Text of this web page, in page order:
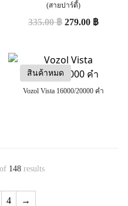
(สายปาร์ตี้)
335.00฿ 279.00 ฿
สินค้าหมด
Vozol Vista 16000/20000 คำ
148results
4 →